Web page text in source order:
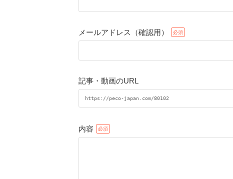
メールアドレス（確認用）
記事・動画のURL
内容